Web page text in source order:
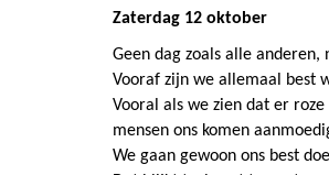
Zaterdag 12 oktober
Geen dag zoals alle
Vooraf zijn we allemaal best
Vooral als we zien dat er
mensen ons komen
We gaan gewoon ons best